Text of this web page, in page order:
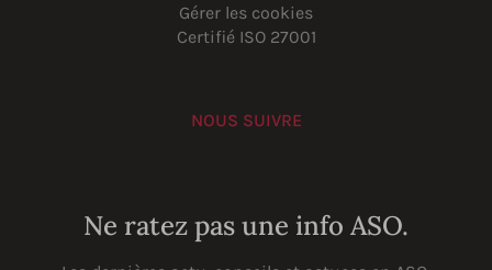
Gérer les cookies
Certifié ISO 27001
NOUS SUIVRE
Ne ratez pas une info ASO.